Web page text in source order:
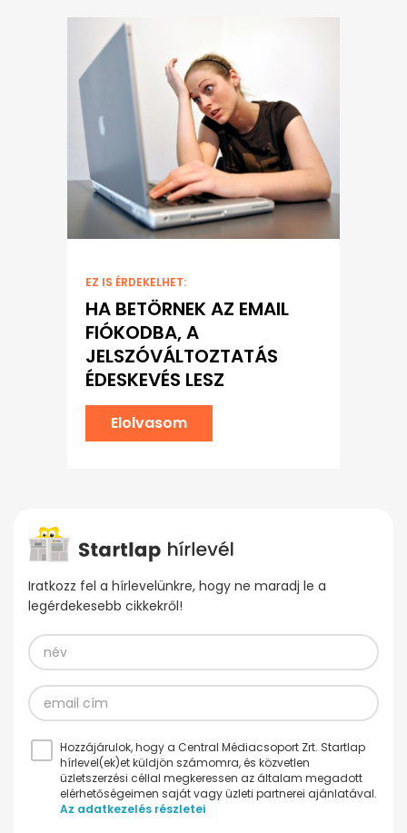
EZ IS ÉRDEKELHET:
HA BETÖRNEK AZ EMAIL
FIÓKODBA, A
JELSZÓVÁLTOZTATÁS
ÉDESKEVÉS LESZ
Elolvasom
Iratkozz fel a hírlevelünkre, hogy ne maradj le a
legérdekesebb cikkekről!
Hozzájárulok, hogy a Central Médiacsoport Zrt. Startlap
hírlevel(ek)et küldjön számomra, és közvetlen
üzletszerzési céllal megkeressen az általam megadott
elérhetőségeimen saját vagy üzleti partnerei ajánlatával.
Az adatkezelés részletei